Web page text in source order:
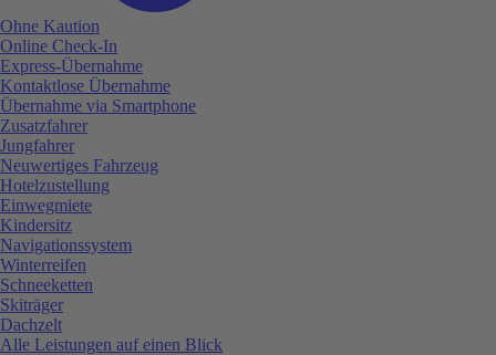
Ohne Kaution
Online Check-In
Express-Übernahme
Kontaktlose Übernahme
Übernahme via Smartphone
Zusatzfahrer
Jungfahrer
Neuwertiges Fahrzeug
Hotelzustellung
Einwegmiete
Kindersitz
Navigationssystem
Winterreifen
Schneeketten
Skiträger
Dachzelt
Alle Leistungen auf einen Blick